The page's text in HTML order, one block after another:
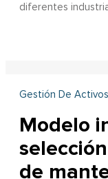
diferentes
Gestión De Activos
Modelo
de